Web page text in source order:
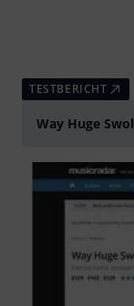
TESTBERICHT
Way Huge